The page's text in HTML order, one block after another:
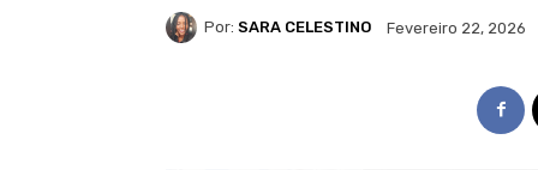
Por: SARA CELESTINO Fevereiro 22, 2026